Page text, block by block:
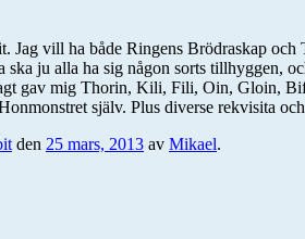
vill ha både Ringens Brödraskap
ju alla ha sig någon sorts tillhyggen,
gav mig Thorin, Kili, Fili, Oin, Gloin,
själv. Plus diverse rekvisita
den 25 mars, 2013 av Mikael.